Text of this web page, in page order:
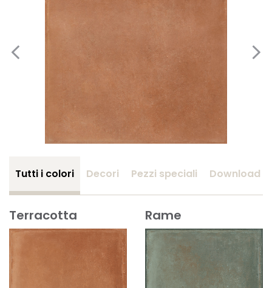
Tutti i colori Decori Pezzi speciali Download
Terracotta Rame